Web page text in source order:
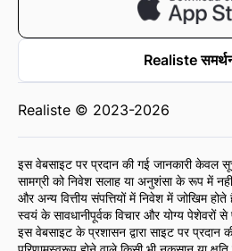
Realiste
Realiste © 2023-2026
इस वेबसाइट पर प्रदान की गई जानकारी केवल
सामग्री को निवेश सलाह या अनुशंसा के रूप में नहीं
और अन्य वित्तीय संपत्तियों में निवेश में जोखिम
स्वयं के सावधानीपूर्वक विचार और योग्य पेशेवरों से
इस वेबसाइट के प्रशासन द्वारा साइट पर प्रदान